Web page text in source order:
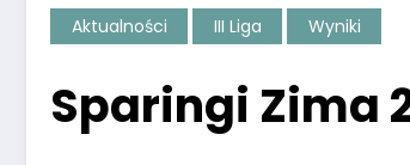
Aktualności III Liga Wyniki
Sparingi Zima